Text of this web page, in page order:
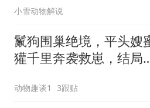
小雪动物解说
鬣狗围巢绝境，平头嫂
獾千里奔袭救崽，结局
动物趣谈1 3跟贴